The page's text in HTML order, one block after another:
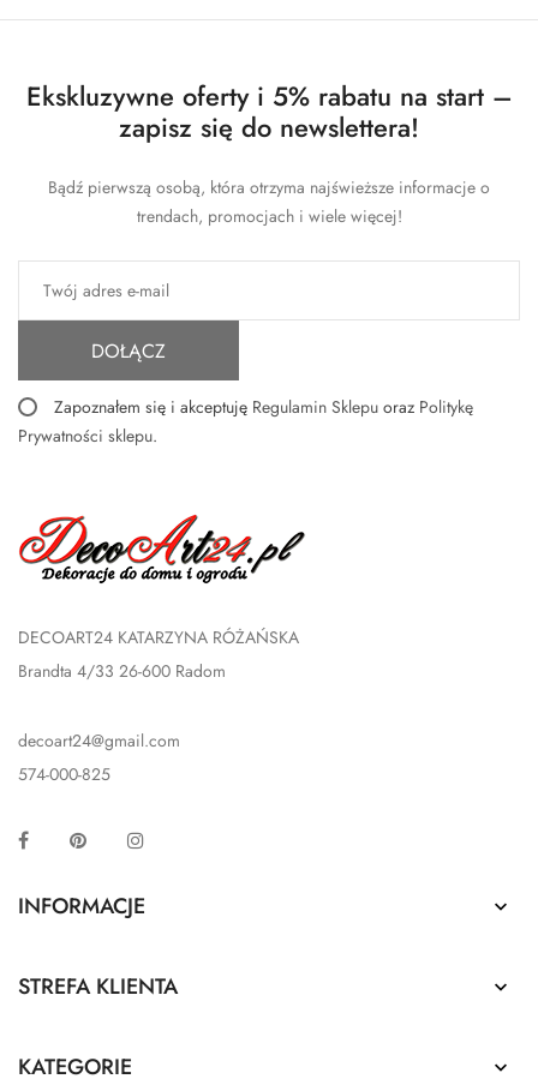
Ekskluzywne oferty i 5% rabatu na start –
zapisz się do newslettera!
Bądź pierwszą osobą, która otrzyma najświeższe informacje o
trendach, promocjach i wiele więcej!
DOŁĄCZ
Zapoznałem się i akceptuję Regulamin Sklepu oraz Politykę
Prywatności sklepu.
DECOART24 KATARZYNA RÓŻAŃSKA
Brandta 4/33 26-600 Radom
decoart24@gmail.com
574-000-825
Facebook Pinterest
INFORMACJE 
STREFA KLIENTA 
KATEGORIE 